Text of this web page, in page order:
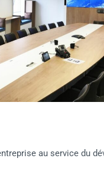
au service du